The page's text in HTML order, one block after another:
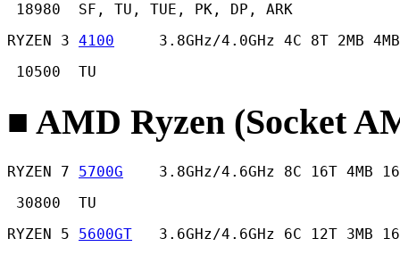
18980  SF, TU, TUE, PK, DP, ARK
RYZEN 3 4100
3.8GHz/4.0GHz 4C 8T 2MB
10500  TU
■ AMD Ryzen (Socket
RYZEN 7 5700G
3.8GHz/4.6GHz 8C 16T 4MB
30800  TU
RYZEN 5 5600GT
3.6GHz/4.6GHz 6C 12T 3MB